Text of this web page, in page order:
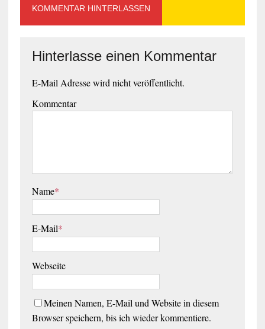
KOMMENTAR HINTERLASSEN
Hinterlasse einen Kommentar
E-Mail Adresse wird nicht veröffentlicht.
Kommentar
Name*
E-Mail*
Webseite
Meinen Namen, E-Mail und Website in diesem
Browser speichern, bis ich wieder kommentiere.